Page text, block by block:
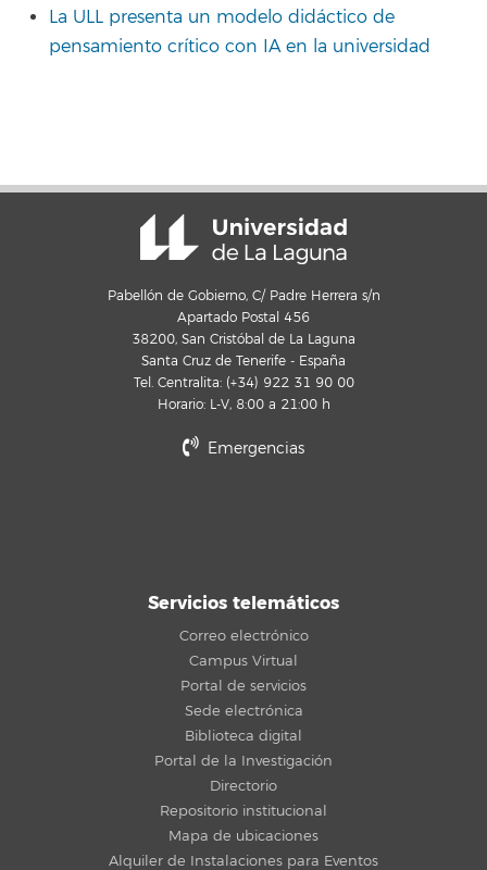
La ULL presenta un modelo didáctico de
pensamiento crítico con IA en la universidad
Pabellón de Gobierno, C/ Padre Herrera s/n
Apartado Postal 456
38200, San Cristóbal de La Laguna
Santa Cruz de Tenerife - España
Tel. Centralita: (+34) 922 31 90 00
Horario: L-V, 8:00 a 21:00 h
Emergencias
Servicios telemáticos
Correo electrónico
Campus Virtual
Portal de servicios
Sede electrónica
Biblioteca digital
Portal de la Investigación
Directorio
Repositorio institucional
Mapa de ubicaciones
Alquiler de Instalaciones para Eventos